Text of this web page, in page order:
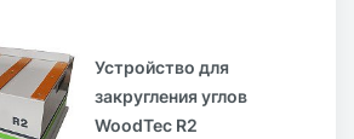
Устройство для
закругления углов
WoodTec R2